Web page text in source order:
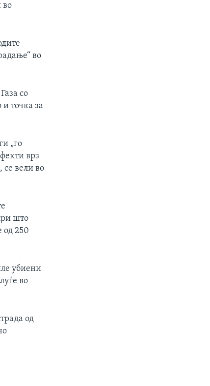
во
во
со
точка за
„го
врз
се вели во
што
од 250
убиени
во
од